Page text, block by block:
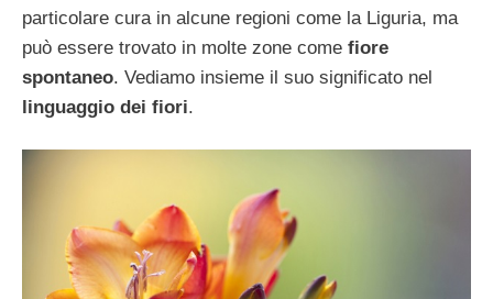
particolare cura in alcune regioni come la Liguria, ma
può essere trovato in molte zone come fiore
spontaneo. Vediamo insieme il suo significato nel
linguaggio dei fiori.